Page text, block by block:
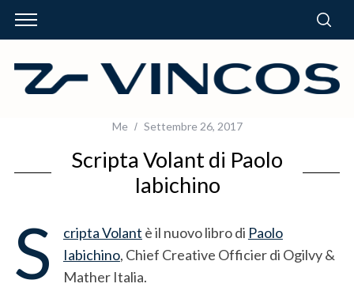
Me Settembre 26, 2017
Scripta Volant di Paolo
Iabichino
S cripta Volant è il nuovo libro di Paolo
Iabichino, Chief Creative Officier di Ogilvy &
Mather Italia.